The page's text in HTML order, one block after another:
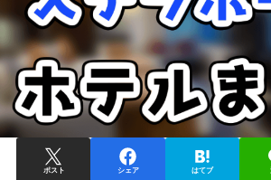
ポスト シェア はてブ